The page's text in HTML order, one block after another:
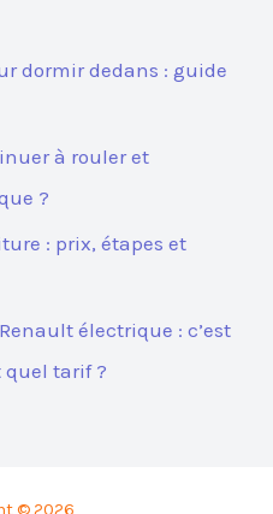
dormir dedans : guide
à rouler et
?
: prix, étapes et
électrique : c’est
quel tarif ?
© 2026